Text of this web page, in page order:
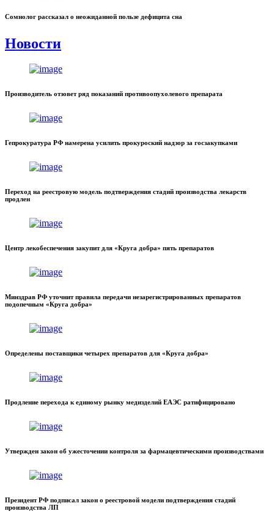
Сомнолог рассказал о неожиданной пользе дефицита сна
Новости
Производитель отзовет ряд показаний противоопухолевого препарата
Гепрокуратура РФ намерена усилить прокуроский надзор за госзакупками
Переход на реестровую модель подтверждения стадий производства лекарств
продлен
Центр лекобеспечения закупит для «Круга добра» пять препаратов
Минздрав РФ уточнит правила передачи незарегистрированных препаратов
подопечным «Круга добра»
Определены поставщики четырех препаратов для «Круга добра»
Продление перехода к единому рынку медизделий ЕАЭС ратифицировано
Утвержден закон об ужесточении контроля за фармацевтическими производствами
Президент РФ подписал закон о реестровой модели подтверждения стадий
производства ЛП